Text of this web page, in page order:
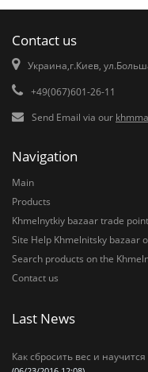
Contact us
Украина,г.Киев,
+49(067)601-26-11
Send Email via our
Navigation
Main
Products
Khmelnytkiy bazaar trade
Site Help Khmelnitsky bazaar
Search products on the
Contact us
Last News
Как сбросить вес и